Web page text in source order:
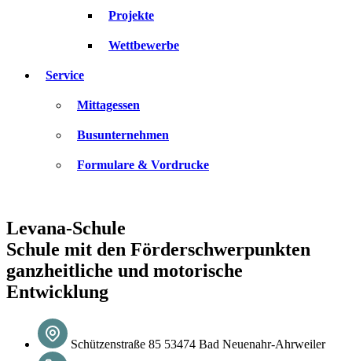
Projekte
Wettbewerbe
Service
Mittagessen
Busunternehmen
Formulare & Vordrucke
Levana-Schule
Schule mit den Förderschwerpunkten
ganzheitliche und motorische
Entwicklung
Schützenstraße 85 53474 Bad Neuenahr-Ahrweiler